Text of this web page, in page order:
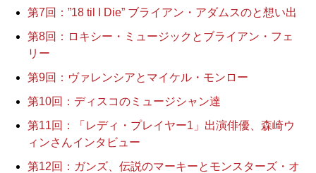
第7回：”18 til I Die” ブライアン・アダムスのと想い出
第8回：ロキシー・ミュージックとブライアン・フェ
リー
第9回：ヴァレンシアとマイケル・モンロー
第10回：ディスコのミュージシャン達
第11回：「レディ・プレイヤー1」出演俳優、森崎ウ
ィンさんインタビュー
第12回：ガンズ、伝説のマーキーとモンスターズ・オ